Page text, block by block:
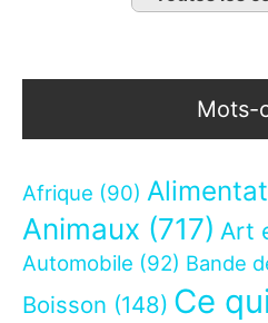
Mots-
Afrique (90)
Animaux (717) Art
Automobile (92) Bande
Boisson (148) Ce